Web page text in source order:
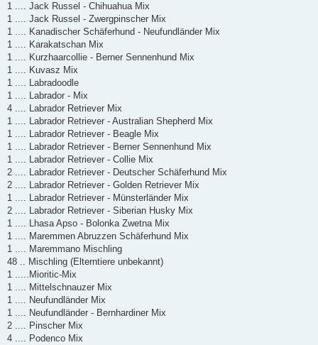
1 .... Jack Russel - Chihuahua Mix
1 .... Jack Russel - Zwergpinscher Mix
1 .... Kanadischer Schäferhund - Neufundländer Mix
1 .... Karakatschan Mix
1 .... Kurzhaarcollie - Berner Sennenhund Mix
1 .... Kuvasz Mix
1 .... Labradoodle
1 .... Labrador - Mix
4 .... Labrador Retriever Mix
1 .... Labrador Retriever - Australian Shepherd Mix
1 .... Labrador Retriever - Beagle Mix
1 .... Labrador Retriever - Berner Sennenhund Mix
1 .... Labrador Retriever - Collie Mix
2 .... Labrador Retriever - Deutscher Schäferhund Mix
2 .... Labrador Retriever - Golden Retriever Mix
1 .... Labrador Retriever - Münsterländer Mix
2 .... Labrador Retriever - Siberian Husky Mix
1 .... Lhasa Apso - Bolonka Zwetna Mix
1 .... Maremmen Abruzzen Schäferhund Mix
1 .... Maremmano Mischling
48 .. Mischling (Elterntiere unbekannt)
1 .....Mioritic-Mix
1 .... Mittelschnauzer Mix
1 .... Neufundländer Mix
1 .... Neufundländer - Bernhardiner Mix
2 .... Pinscher Mix
4 .... Podenco Mix